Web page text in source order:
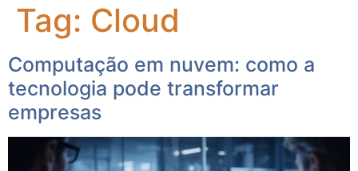
Tag: Cloud
Computação em nuvem: como a
tecnologia pode transformar
empresas